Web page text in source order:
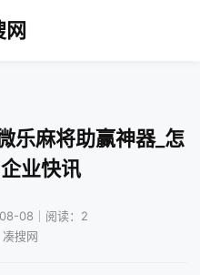
网
乐麻将助赢神器_怎
业快讯
08｜阅读：2
搜网